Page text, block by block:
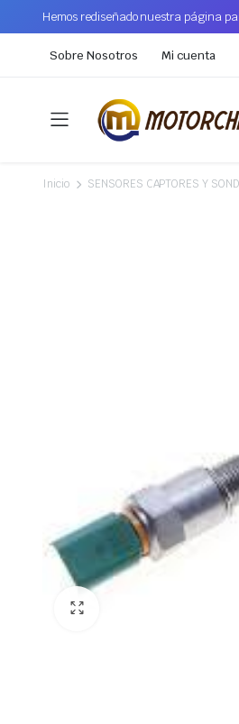
Hemos rediseñado nuestra página
Sobre Nosotros Mi cuenta
Inicio SENSORES CAPTORES Y